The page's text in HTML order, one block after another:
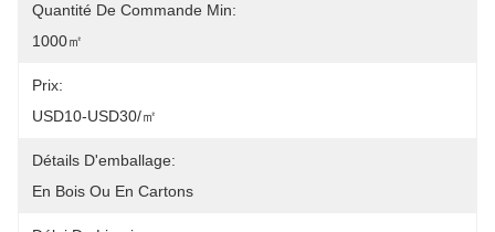
Quantité De Commande Min:
1000㎡
Prix:
USD10-USD30/㎡
Détails D'emballage:
En Bois Ou En Cartons